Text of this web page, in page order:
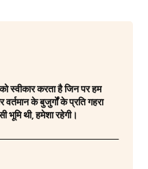
स्वीकार करता है जिन पर हम
के बुजुर्गों के प्रति गहरा
भूमि थी, हमेशा रहेगी।